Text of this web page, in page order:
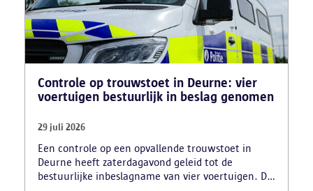
Controle op trouwstoet in Deurne: vier
voertuigen bestuurlijk in beslag genomen
29 juli 2026
Een controle op een opvallende trouwstoet in
Deurne heeft zaterdagavond geleid tot de
bestuurlijke inbeslagname van vier voertuigen. De